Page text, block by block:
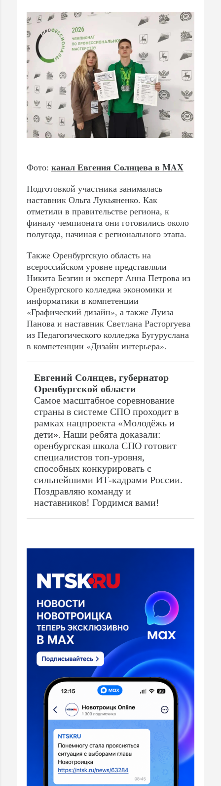
Фото: канал Евгения Солнцева в MAX
Подготовкой участника занималась
наставник Ольга Лукьяненко. Как
отметили в правительстве региона, к
финалу чемпионата они готовились около
полугода, начиная с регионального этапа.
Также Оренбургскую область на
всероссийском уровне представляли
Никита Безгин и эксперт Анна Петрова из
Оренбургского колледжа экономики и
информатики в компетенции
«Графический дизайн», а также Луиза
Панова и наставник Светлана Расторгуева
из Педагогического колледжа Бугуруслана
в компетенции «Дизайн интерьера».
Евгений Солнцев, губернатор
Оренбургской области
Самое масштабное соревнование
страны в системе СПО проходит в
рамках нацпроекта «Молодёжь и
дети». Наши ребята доказали:
оренбургская школа СПО готовит
специалистов топ-уровня,
способных конкурировать с
сильнейшими ИТ-кадрами России.
Поздравляю команду и
наставников! Гордимся вами!